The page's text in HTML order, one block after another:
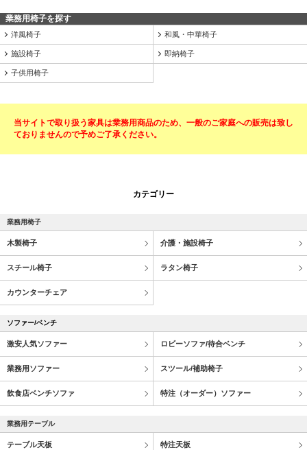
業務用椅子を探す
洋風椅子 和風・中華椅子
施設椅子 即納椅子
子供用椅子
当サイトで取り扱う家具は業務用商品のため、一般のご家庭への販売は致し
ておりませんので予めご了承ください。
カテゴリー
業務用椅子
木製椅子 介護・施設椅子
スチール椅子 ラタン椅子
カウンターチェア
ソファー/ベンチ
激安人気ソファー ロビーソファ/待合ベンチ
業務用ソファー スツール/補助椅子
飲食店ベンチソファ 特注（オーダー）ソファー
業務用テーブル
テーブル天板 特注天板